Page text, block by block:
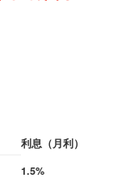
利息（月利）
1.5%